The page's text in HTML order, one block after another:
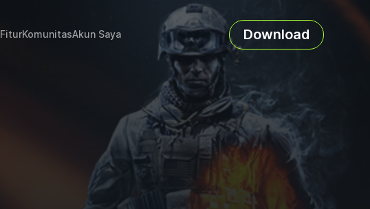
FiturKomunitasAkun Saya Download